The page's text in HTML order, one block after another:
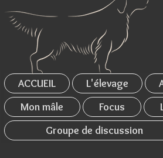
ACCUEIL L'élevage
Mon mâle
Focus
Groupe de discussion